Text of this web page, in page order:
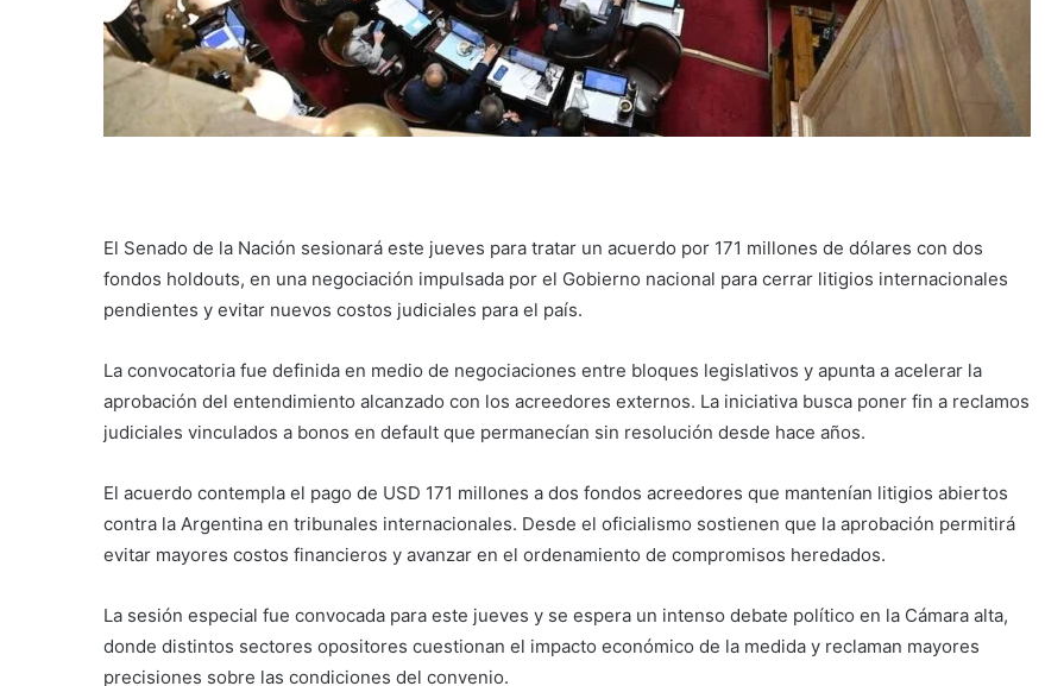
El Senado de la Nación sesionará este jueves para tratar un acuerdo por 171 millones de dólares con dos
fondos holdouts, en una negociación impulsada por el Gobierno nacional para cerrar litigios internacionales
pendientes y evitar nuevos costos judiciales para el país.
La convocatoria fue definida en medio de negociaciones entre bloques legislativos y apunta a acelerar la
aprobación del entendimiento alcanzado con los acreedores externos. La iniciativa busca poner fin a reclamos
judiciales vinculados a bonos en default que permanecían sin resolución desde hace años.
El acuerdo contempla el pago de USD 171 millones a dos fondos acreedores que mantenían litigios abiertos
contra la Argentina en tribunales internacionales. Desde el oficialismo sostienen que la aprobación permitirá
evitar mayores costos financieros y avanzar en el ordenamiento de compromisos heredados.
La sesión especial fue convocada para este jueves y se espera un intenso debate político en la Cámara alta,
donde distintos sectores opositores cuestionan el impacto económico de la medida y reclaman mayores
precisiones sobre las condiciones del convenio.